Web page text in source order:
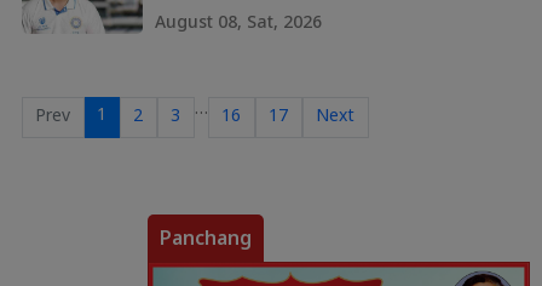
August 08, Sat, 2026
Prev 1 2 3 … 16 17 Next
Panchang